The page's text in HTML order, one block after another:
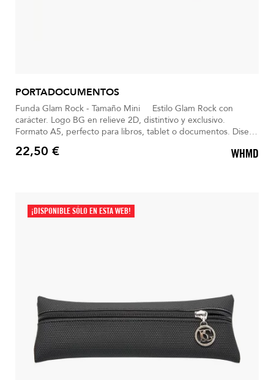
PORTADOCUMENTOS
Funda Glam Rock - Tamaño Mini Estilo Glam Rock con
carácter. Logo BG en relieve 2D, distintivo y exclusivo.
Formato A5, perfecto para libros, tablet o documentos. Diseño
resistente.
Precio
22,50 € WHMD
¡DISPONIBLE SÓLO EN ESTA WEB!